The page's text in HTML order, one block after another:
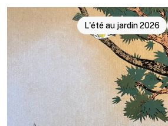
L'été au jardin 2026